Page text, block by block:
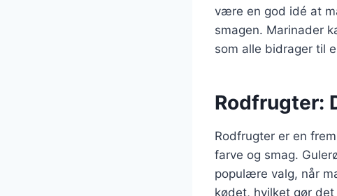
være en god idé at
smagen. Marinader
som alle bidrager til
Rodfrugter:
Rodfrugter er en
farve og smag.
populære valg, når
kødet, hvilket gør